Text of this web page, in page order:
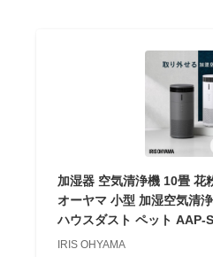
加湿器 空気清浄機 10畳 花
オーヤマ 小型 加湿空気清
ハウスダスト ペット AAP-
IRIS OHYAMA